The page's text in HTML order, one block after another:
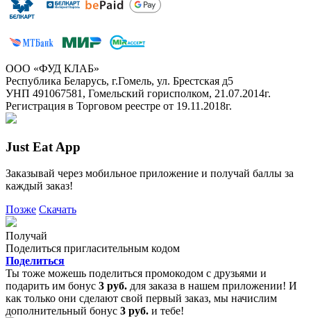
ООО «ФУД КЛАБ»
Республика Беларусь, г.Гомель, ул. Брестская д5
УНП 491067581, Гомельский горисполком, 21.07.2014г.
Регистрация в Торговом реестре от 19.11.2018г.
Just Eat App
Заказывай через мобильное приложение и получай баллы за
каждый заказ!
Позже Скачать
Получай
Поделиться пригласительным кодом
Поделиться
Ты тоже можешь поделиться промокодом с друзьями и
подарить им бонус 3 руб. для заказа в нашем приложении! И
как только они сделают свой первый заказ, мы начислим
дополнительный бонус 3 руб. и тебе!